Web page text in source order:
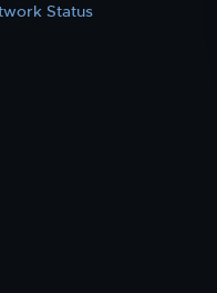
Status